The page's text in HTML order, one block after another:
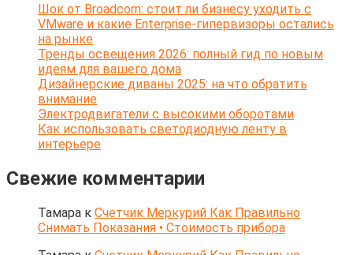
Шок от Broadcom: стоит ли бизнесу уходить с
VMware и какие Enterprise-гипервизоры остались
на рынке
Тренды освещения 2026: полный гид по новым
идеям для вашего дома
Дизайнерские диваны 2025: на что обратить
внимание
Электродвигатели с высокими оборотами
Как использовать светодиодную ленту в
интерьере
Свежие комментарии
Тамара к Счетчик Меркурий Как Правильно
Снимать Показания • Стоимость прибора